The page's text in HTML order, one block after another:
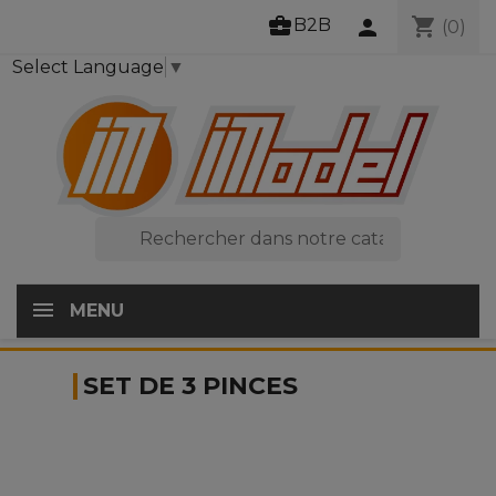
business_center B2B shopping_cart (0)
person

MENU
Select Language ▼
SET DE 3 PINCES